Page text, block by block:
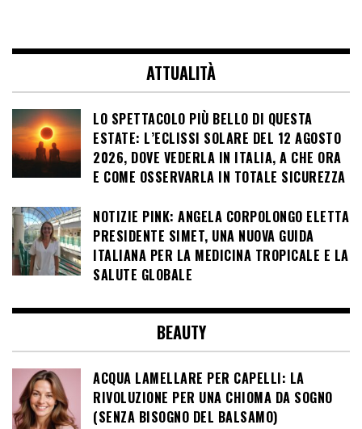
ATTUALITÀ
LO SPETTACOLO PIÙ BELLO DI QUESTA
ESTATE: L’ECLISSI SOLARE DEL 12 AGOSTO
2026, DOVE VEDERLA IN ITALIA, A CHE ORA
E COME OSSERVARLA IN TOTALE SICUREZZA
NOTIZIE PINK: ANGELA CORPOLONGO ELETTA
PRESIDENTE SIMET, UNA NUOVA GUIDA
ITALIANA PER LA MEDICINA TROPICALE E LA
SALUTE GLOBALE
BEAUTY
ACQUA LAMELLARE PER CAPELLI: LA
RIVOLUZIONE PER UNA CHIOMA DA SOGNO
(SENZA BISOGNO DEL BALSAMO)